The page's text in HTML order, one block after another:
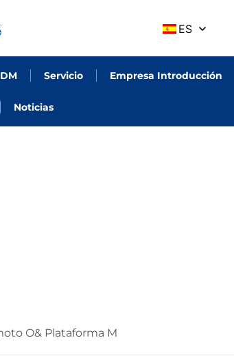
ES
Servicio Empresa Introducción
Noticias
O& Plataforma M